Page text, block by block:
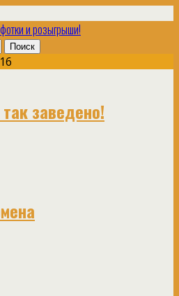
и розыгрыши!
заведено!